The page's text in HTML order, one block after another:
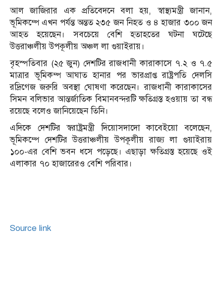
আল জাজিরার এক প্রতিবেদনে বলা হয়, স্বাস্থ্যমন্ত্রী জানান,
ভূমিকম্পে এখন পর্যন্ত অন্তত ২৩৫ জন নিহত ও ৪ হাজার ৩০০ জন
আহত হয়েছেন। সবচেয়ে বেশি হতাহতের ঘটনা ঘটেছে
উত্তরাঞ্চলীয় উপকূলীয় অঞ্চল লা গুয়াইরায়।
বৃহস্পতিবার (২৫ জুন) দেশটির রাজধানী কারাকাসে ৭.২ ও ৭.৫
মাত্রার ভূমিকম্প আঘাত হানার পর ভারপ্রাপ্ত রাষ্ট্রপতি দেলসি
রদ্রিগেজ জরুরি অবস্থা ঘোষণা করেছেন। রাজধানী কারাকাসের
সিমন বলিভার আন্তর্জাতিক বিমানবন্দরটি ক্ষতিগ্রস্ত হওয়ায় তা বন্ধ
রয়েছে বলেও জানিয়েছেন তিনি।
এদিকে দেশটির স্বরাষ্ট্রমন্ত্রী দিয়োসদাদো কাবেইয়ো বলেছেন,
ভূমিকম্পে দেশটির উত্তরাঞ্চলীয় উপকূলীয় রাজ্য লা গুয়াইরায়
১০০-এর বেশি ভবন ধসে পড়েছে। এছাড়া ক্ষতিগ্রস্ত হয়েছে ওই
এলাকার ৭০ হাজারেরও বেশি পরিবার।
Source link